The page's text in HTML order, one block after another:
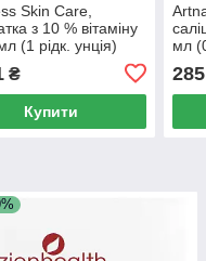
Skin Care,
з 10 % вітаміну
(1 рідк. унція)
₴
Купити
мл
285